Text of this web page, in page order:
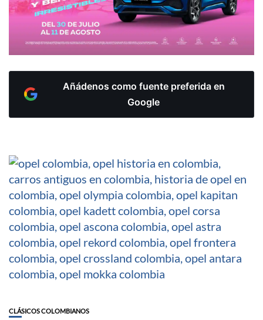
Añádenos como fuente preferida en
Google
CLÁSICOS COLOMBIANOS